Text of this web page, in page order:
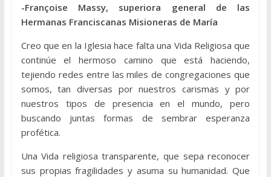
-Françoise Massy, superiora general de las
Hermanas Franciscanas Misioneras de María
Creo que en la Iglesia hace falta una Vida Religiosa que
continúe el hermoso camino que está haciendo,
tejiendo redes entre las miles de congregaciones que
somos, tan diversas por nuestros carismas y por
nuestros tipos de presencia en el mundo, pero
buscando juntas formas de sembrar esperanza
profética.
Una Vida religiosa transparente, que sepa reconocer
sus propias fragilidades y asuma su humanidad. Que